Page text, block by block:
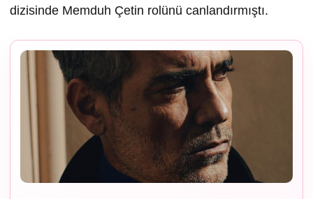
dizisinde Memduh Çetin rolünü canlandırmıştı.